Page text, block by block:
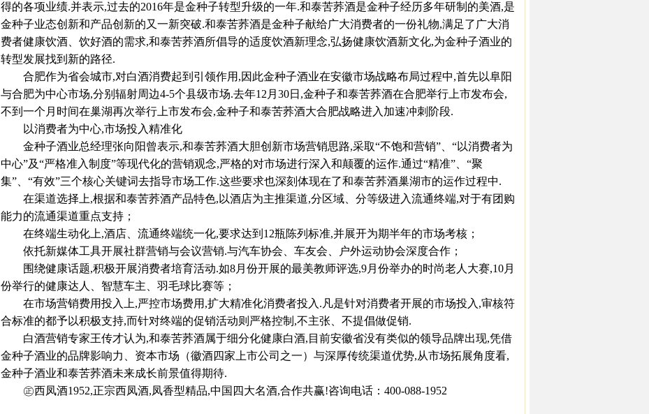
得的各项业绩.并表示,过去的2016年是金种子转型升级的一年.和泰苦荞酒是金种子经历多年研制的美酒,是
金种子业态创新和产品创新的又一新突破.和泰苦荞酒是金种子献给广大消费者的一份礼物,满足了广大消
费者健康饮酒、饮好酒的需求,和泰苦荞酒所倡导的适度饮酒新理念,弘扬健康饮酒新文化,为金种子酒业的
转型发展找到新的路径.
合肥作为省会城市,对白酒消费起到引领作用,因此金种子酒业在安徽市场战略布局过程中,首先以阜阳
与合肥为中心市场,分别辐射周边4-5个县级市场.去年12月30日,金种子和泰苦荞酒在合肥举行上市发布会,
不到一个月时间在巢湖再次举行上市发布会,金种子和泰苦荞酒大合肥战略进入加速冲刺阶段.
以消费者为中心,市场投入精准化
金种子酒业总经理张向阳曾表示,和泰苦荞酒大胆创新市场营销思路,采取“不饱和营销”、“以消费者为
中心”及“严格准入制度”等现代化的营销观念,严格的对市场进行深入和颠覆的运作.通过“精准”、“聚
集”、“有效”三个核心关键词去指导市场工作.这些要求也深刻体现在了和泰苦荞酒巢湖市的运作过程中.
在渠道选择上,根据和泰苦荞酒产品特色,以酒店为主推渠道,分区域、分等级进入流通终端,对于有团购
能力的流通渠道重点支持；
在终端生动化上,酒店、流通终端统一化,要求达到12瓶陈列标准,并展开为期半年的市场考核；
依托新媒体工具开展社群营销与会议营销.与汽车协会、车友会、户外运动协会深度合作；
围绕健康话题,积极开展消费者培育活动.如8月份开展的最美教师评选,9月份举办的时尚老人大赛,10月
份举行的健康达人、智慧车主、羽毛球比赛等；
在市场营销费用投入上,严控市场费用,扩大精准化消费者投入.凡是针对消费者开展的市场投入,审核符
合标准的都予以积极支持,而针对终端的促销活动则严格控制,不主张、不提倡做促销.
白酒营销专家王传才认为,和泰苦荞酒属于细分化健康白酒,目前安徽省没有类似的领导品牌出现,凭借
金种子酒业的品牌影响力、资本市场（徽酒四家上市公司之一）与深厚传统渠道优势,从市场拓展角度看,
金种子酒业和泰苦荞酒未来成长前景值得期待.
㊣西凤酒1952,正宗西凤酒,凤香型精品,中国四大名酒,合作共赢!咨询电话：400-088-1952